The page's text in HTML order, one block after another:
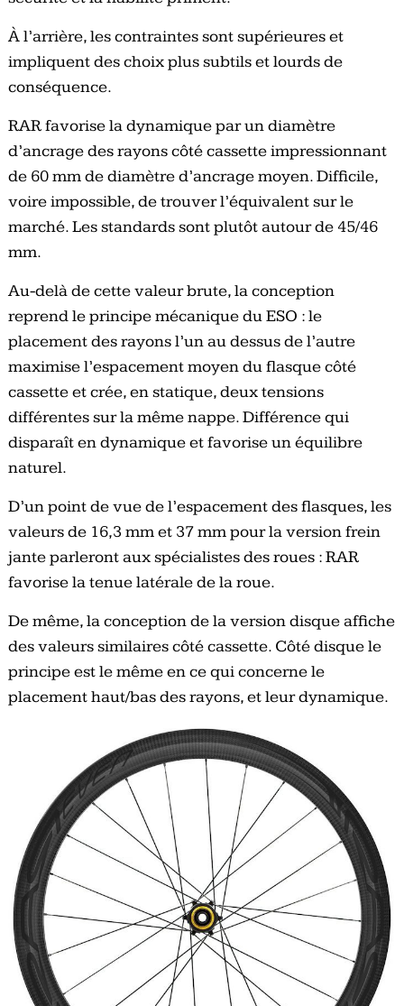
À l’arrière, les contraintes sont supérieures et
impliquent des choix plus subtils et lourds de
conséquence.
RAR favorise la dynamique par un diamètre
d’ancrage des rayons côté cassette impressionnant
de 60 mm de diamètre d’ancrage moyen. Difficile,
voire impossible, de trouver l’équivalent sur le
marché. Les standards sont plutôt autour de 45/46
mm.
Au-delà de cette valeur brute, la conception
reprend le principe mécanique du ESO : le
placement des rayons l’un au dessus de l’autre
maximise l’espacement moyen du flasque côté
cassette et crée, en statique, deux tensions
différentes sur la même nappe. Différence qui
disparaît en dynamique et favorise un équilibre
naturel.
D’un point de vue de l’espacement des flasques, les
valeurs de 16,3 mm et 37 mm pour la version frein
jante parleront aux spécialistes des roues : RAR
favorise la tenue latérale de la roue.
De même, la conception de la version disque affiche
des valeurs similaires côté cassette. Côté disque le
principe est le même en ce qui concerne le
placement haut/bas des rayons, et leur dynamique.